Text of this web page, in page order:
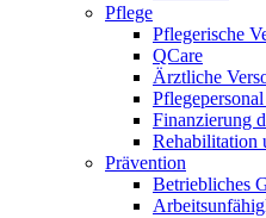
Pflege
Pflegerische
QCare
Ärztliche
Finanzierung
Rehabilitation
Prävention
Betriebliches